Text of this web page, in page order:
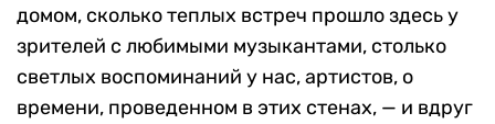
домом, сколько теплых встреч прошло здесь у
зрителей с любимыми музыкантами, столько
светлых воспоминаний у нас, артистов, о
времени, проведенном в этих стенах, — и вдруг